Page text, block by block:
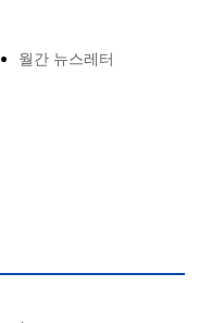
월간 뉴스레터